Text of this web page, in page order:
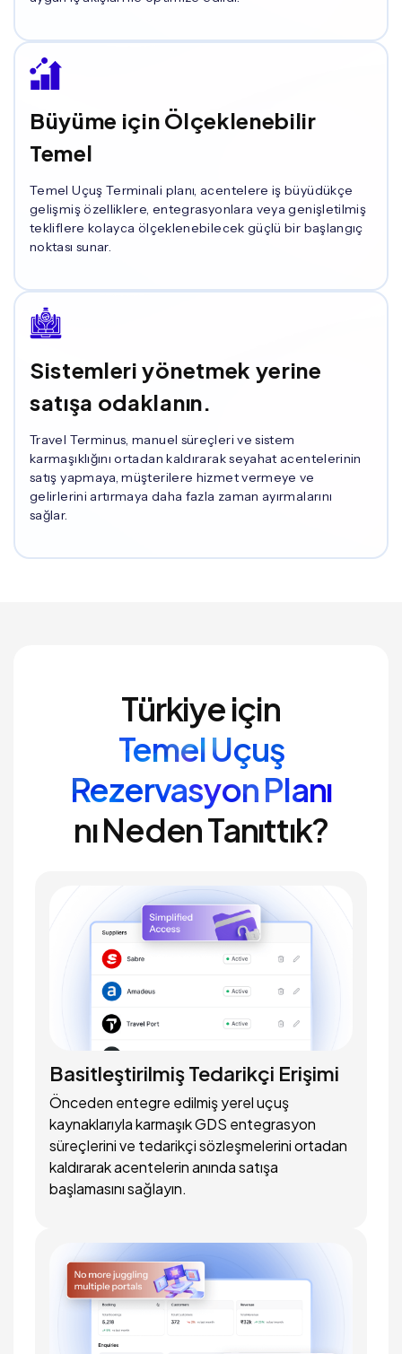
Büyüme için Ölçeklenebilir
Temel
Temel Uçuş Terminali planı, acentelere iş büyüdükçe
gelişmiş özelliklere, entegrasyonlara veya genişletilmiş
tekliflere kolayca ölçeklenebilecek güçlü bir başlangıç ​​
noktası sunar.
Sistemleri yönetmek yerine
satışa odaklanın.
Travel Terminus, manuel süreçleri ve sistem
karmaşıklığını ortadan kaldırarak seyahat acentelerinin
satış yapmaya, müşterilere hizmet vermeye ve
gelirlerini artırmaya daha fazla zaman ayırmalarını
sağlar.
Türkiye için
Temel Uçuş
Rezervasyon Planı
nı Neden Tanıttık?
Basitleştirilmiş Tedarikçi Erişimi
Önceden entegre edilmiş yerel uçuş
kaynaklarıyla karmaşık GDS entegrasyon
süreçlerini ve tedarikçi sözleşmelerini ortadan
kaldırarak acentelerin anında satışa
başlamasını sağlayın.